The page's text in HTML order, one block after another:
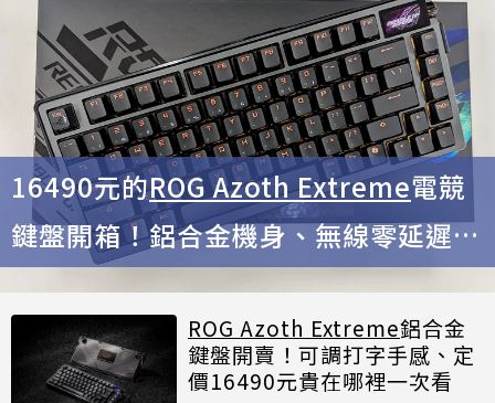
16490元的ROG Azoth Extreme電競
鍵盤開箱！鋁合金機身、無線零延遲
雪軸誘人好敲打
ROG Azoth Extreme鋁合金
鍵盤開賣！可調打字手感、定
價16490元貴在哪裡一次看